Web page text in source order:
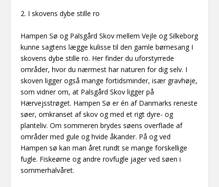
2. I skovens dybe stille ro
Hampen Sø og Palsgård Skov mellem Vejle og Silkeborg
kunne sagtens lægge kulisse til den gamle børnesang I
skovens dybe stille ro. Her finder du uforstyrrede
områder, hvor du nærmest har naturen for dig selv. I
skoven ligger også mange fortidsminder, især gravhøje,
som vidner om, at Palsgård Skov ligger på
Hærvejsstrøget. Hampen Sø er én af Danmarks reneste
søer, omkranset af skov og med et rigt dyre- og
planteliv. Om sommeren brydes søens overflade af
områder med gule og hvide åkander. På og ved
Hampen sø kan man året rundt se mange forskellige
fugle. Fiskeørne og andre rovfugle jager ved søen i
sommerhalvåret.